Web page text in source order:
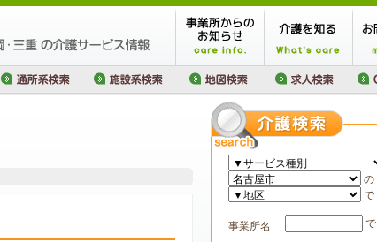
の
で
事業所名 で